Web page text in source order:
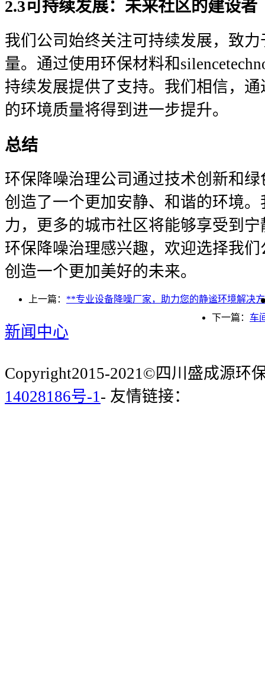
2.3可持续发展：未来社区的建设者
我们公司始终关注可持续发展，致
量。通过使用环保材料和
持续发展提供了支持。我们相信，
的环境质量将得到进一步提升。
总结
环保降噪治理公司通过技术创新和
创造了一个更加安静、和谐的环境
力，更多的城市社区将能够享受到
环保降噪治理感兴趣，欢迎选择我
创造一个更加美好的未来。
上一篇： **专业设备降噪厂家，助力您的静谧环境解决
下一篇： 车
新闻中心
Copyright2015-2021©四川盛成源环
14028186号-1- 友情链接：